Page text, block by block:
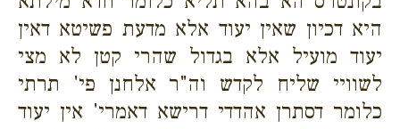
היא דכיון שאין יעוד אלא מדעת פשיטא דאין
יעוד מועיל אלא בגדול שהרי קטן לא מצי
לשוויי שליח לקדש וה"ר אלחנן פי' תרתי
כלומר דסתרן אהדדי דרישא דאמרי' אין יעוד